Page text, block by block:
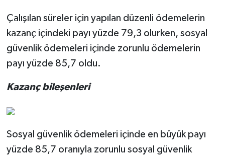
Çalışılan süreler için yapılan düzenli ödemelerin
kazanç içindeki payı yüzde 79,3 olurken, sosyal
güvenlik ödemeleri içinde zorunlu ödemelerin
payı yüzde 85,7 oldu.
Kazanç bileşenleri
Sosyal güvenlik ödemeleri içinde en büyük payı
yüzde 85,7 oranıyla zorunlu sosyal güvenlik